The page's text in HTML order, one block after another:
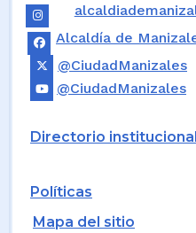
Alcaldía de
@CiudadManizales
@CiudadManizales
Directorio institucional
Políticas
Mapa del sitio